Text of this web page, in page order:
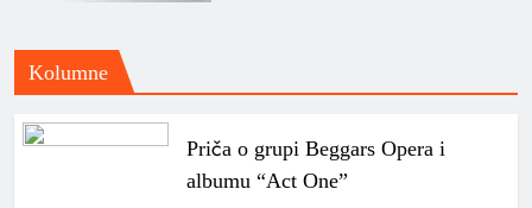
Kolumne
Priča o grupi Beggars Opera i
albumu “Act One”